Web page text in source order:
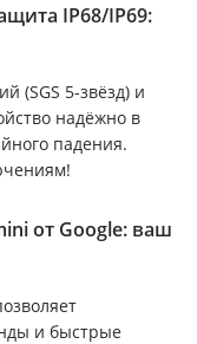
IP68/IP69:
(SGS 5-звёзд) и
надёжно в
падения.
от Google: ваш
и быстрые